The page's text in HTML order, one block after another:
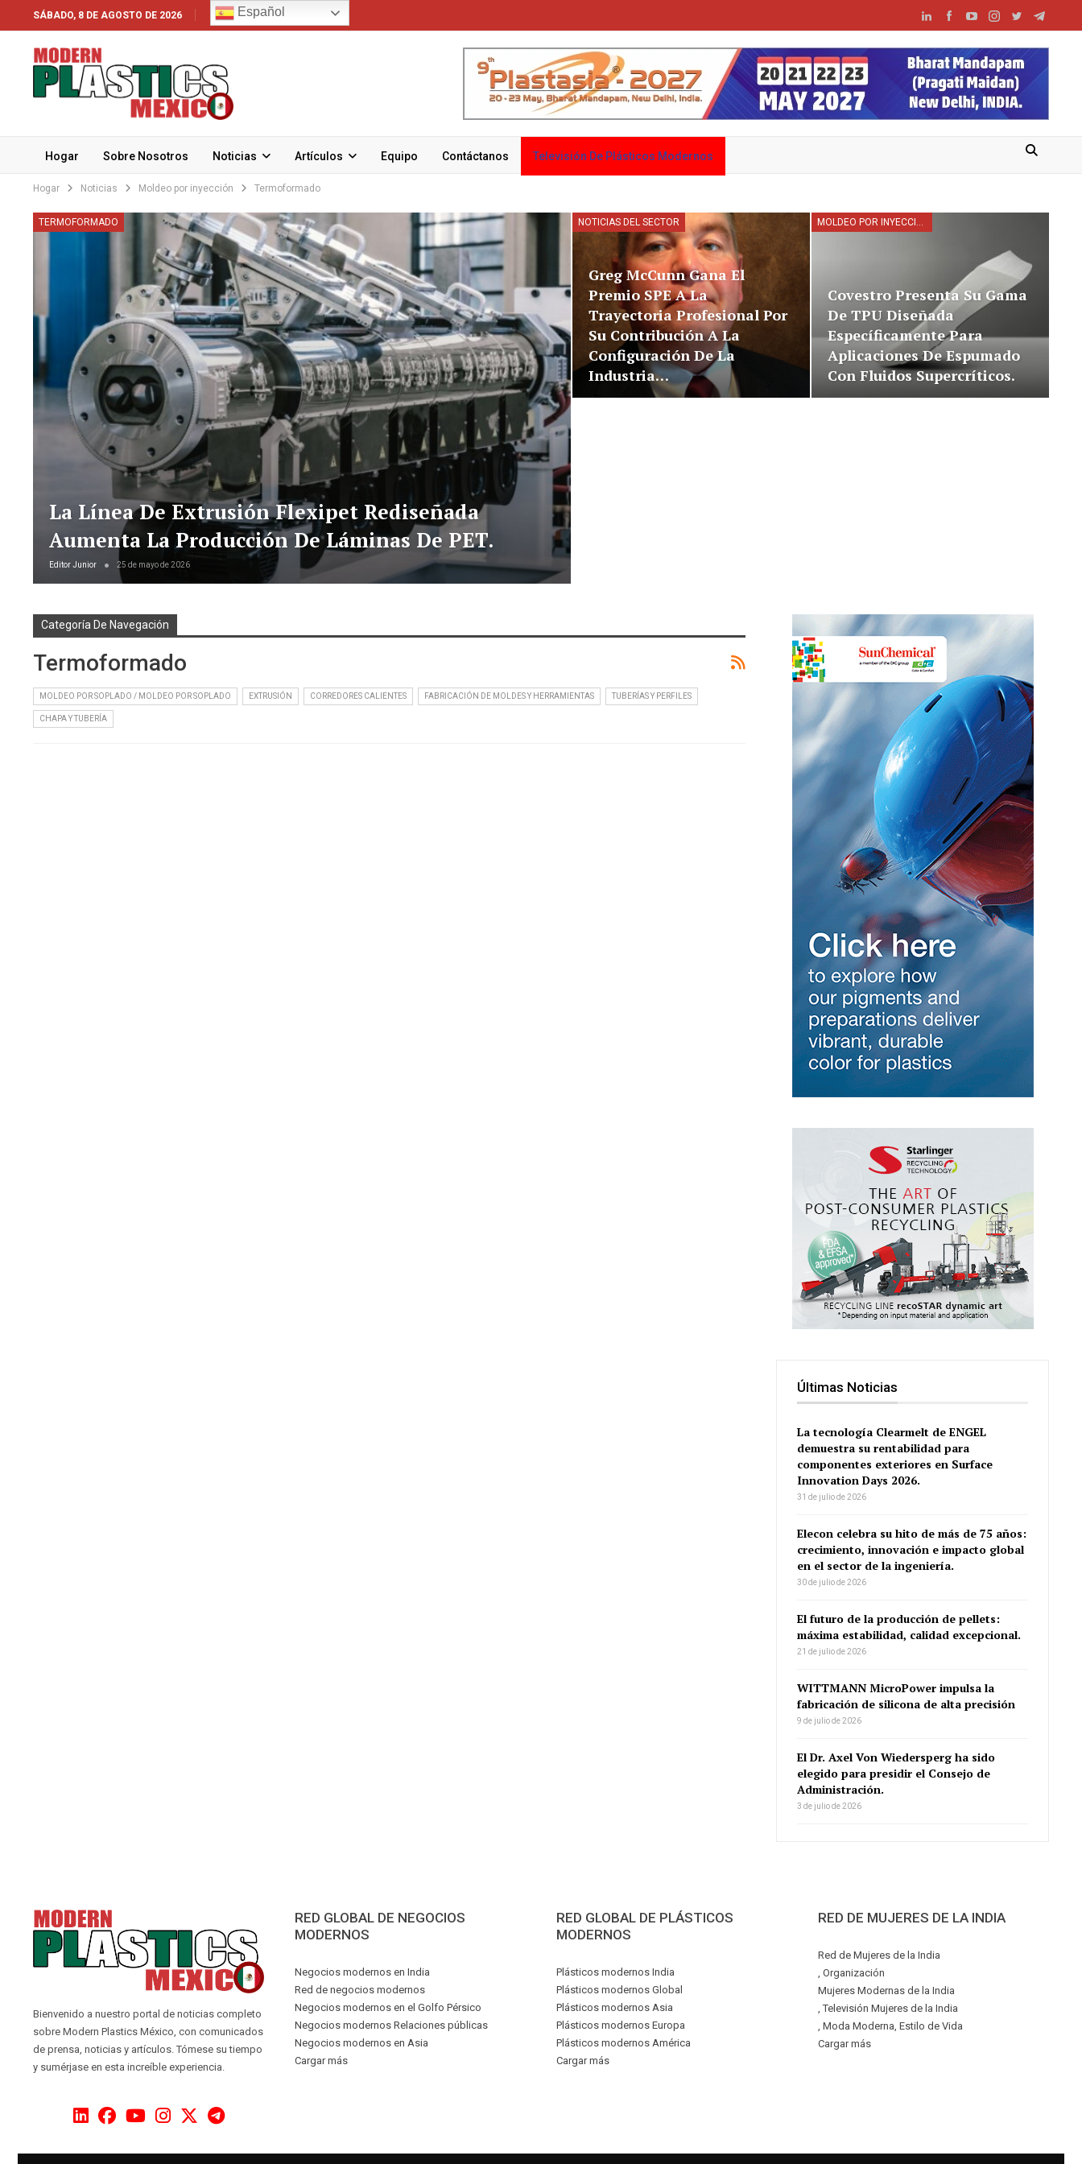
SÁBADO, 8 DE AGOSTO DE 2026 Español
Hogar Sobre Nosotros Noticias Artículos Equipo Contáctanos Televisión De Plásticos Modernos
Hogar Noticias Moldeo por inyección Termoformado
TERMOFORMADO
La Línea De Extrusión Flexipet Rediseñada
Aumenta La Producción De Láminas De PET.
Editor Junior 25 de mayo de 2026
NOTICIAS DEL SECTOR
Greg McCunn Gana El
Premio SPE A La
Trayectoria Profesional Por
Su Contribución A La
Configuración De La
Industria…
MOLDEO POR INYECCIÓN
Covestro Presenta Su Gama
De TPU Diseñada
Específicamente Para
Aplicaciones De Espumado
Con Fluidos Supercríticos.
Categoría De Navegación
Termoformado
MOLDEO POR SOPLADO / MOLDEO POR SOPLADO EXTRUSIÓN CORREDORES CALIENTES FABRICACIÓN DE MOLDES Y HERRAMIENTAS TUBERÍAS Y PERFILES
CHAPA Y TUBERÍA
Últimas Noticias
La tecnología Clearmelt de ENGEL
demuestra su rentabilidad para
componentes exteriores en Surface
Innovation Days 2026.
31 de julio de 2026
Elecon celebra su hito de más de 75 años:
crecimiento, innovación e impacto global
en el sector de la ingeniería.
30 de julio de 2026
El futuro de la producción de pellets:
máxima estabilidad, calidad excepcional.
21 de julio de 2026
WITTMANN MicroPower impulsa la
fabricación de silicona de alta precisión
9 de julio de 2026
El Dr. Axel Von Wiedersperg ha sido
elegido para presidir el Consejo de
Administración.
3 de julio de 2026
Bienvenido a nuestro portal de noticias completo
sobre Modern Plastics México, con comunicados
de prensa, noticias y artículos. Tómese su tiempo
y sumérjase en esta increíble experiencia.
RED GLOBAL DE NEGOCIOS
MODERNOS
Negocios modernos en India
Red de negocios modernos
Negocios modernos en el Golfo Pérsico
Negocios modernos Relaciones públicas
Negocios modernos en Asia
Cargar más
RED GLOBAL DE PLÁSTICOS
MODERNOS
Plásticos modernos India
Plásticos modernos Global
Plásticos modernos Asia
Plásticos modernos Europa
Plásticos modernos América
Cargar más
RED DE MUJERES DE LA INDIA
Red de Mujeres de la India
, Organización
Mujeres Modernas de la India
, Televisión Mujeres de la India
, Moda Moderna, Estilo de Vida
Cargar más